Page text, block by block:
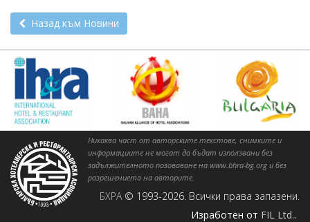
Назад към Новини
Никаква част от авторските текстове, снимките и
информациите не могат да бъдат използвани без
задължителното позоваване на www.bhra-bg.org и без
разрешението на авторите.
БХРА © 1993-2026. Всички права запазени.
Изработен от FIL Ltd..